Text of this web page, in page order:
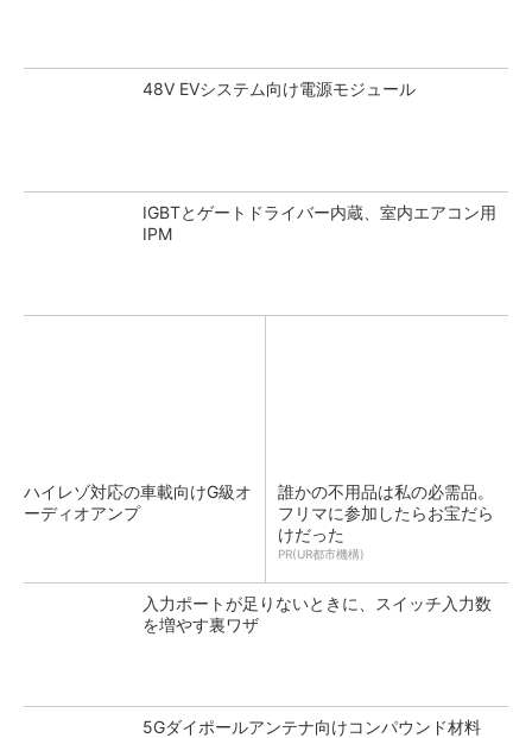
48V EVシステム向け電源モジュール
IGBTとゲートドライバー内蔵、室内エアコン用
IPM
ハイレゾ対応の車載向けG級オ
ーディオアンプ
誰かの不用品は私の必需品。
フリマに参加したらお宝だら
けだった
PR(UR都市機構)
入力ポートが足りないときに、スイッチ入力数
を増やす裏ワザ
5Gダイポールアンテナ向けコンパウンド材料